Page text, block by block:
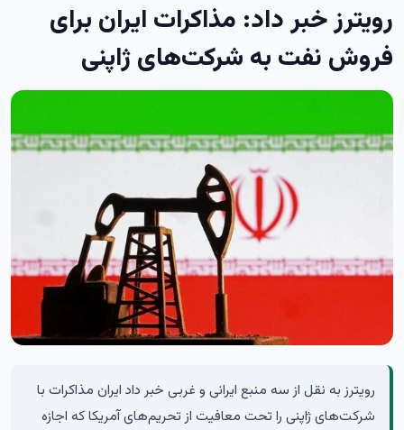
رویترز خبر داد: مذاکرات ایران برای
فروش نفت به شرکت‌های ژاپنی
رویترز به نقل از سه منبع ایرانی و غربی خبر داد ایران مذاکرات با
شرکت‌های ژاپنی را تحت معافیت از تحریم‌های آمریکا که اجازه